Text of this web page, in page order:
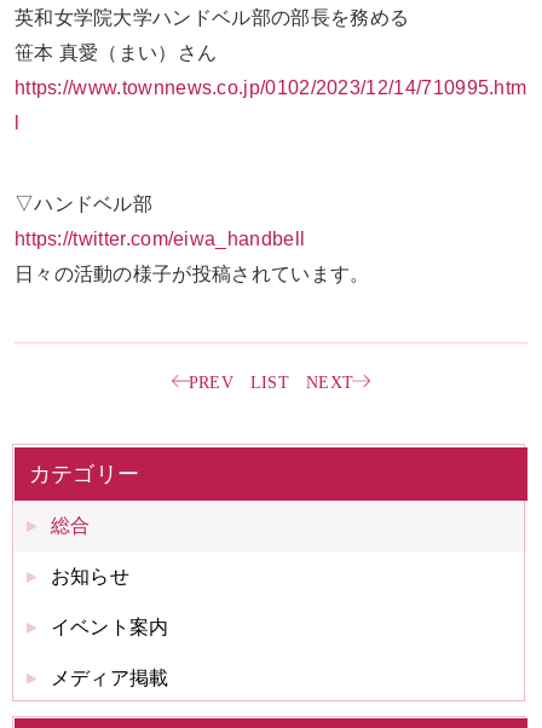
英和女学院大学ハンドベル部の部長を務める
笹本 真愛（まい）さん
https://www.townnews.co.jp/0102/2023/12/14/710995.htm
▽ハンドベル部
https://twitter.com/eiwa_handbell
日々の活動の様子が投稿されています。
PREV LIST NEXT
カテゴリー
総合
お知らせ
イベント案内
メディア掲載